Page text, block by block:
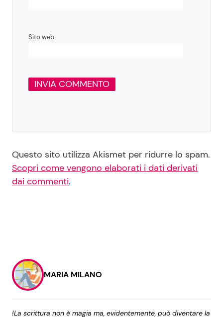
Sito web
Questo sito utilizza Akismet per ridurre lo spam.
Scopri come vengono elaborati i dati derivati
dai commenti.
MARIA MILANO
!La scrittura non è magia ma, evidentemente, può diventare la